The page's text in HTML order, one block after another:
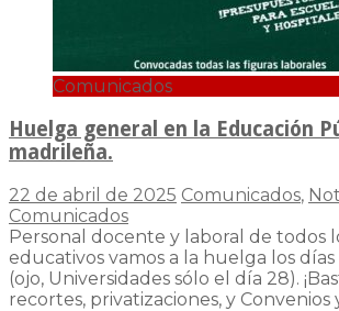
Comunicados
Huelga general en la Educación
madrileña.
22 de abril de 2025 Comunicados,
Comunicados
Personal docente y laboral de todos
educativos vamos a la huelga los días
(ojo, Universidades sólo el día 28).
recortes, privatizaciones, y Convenios